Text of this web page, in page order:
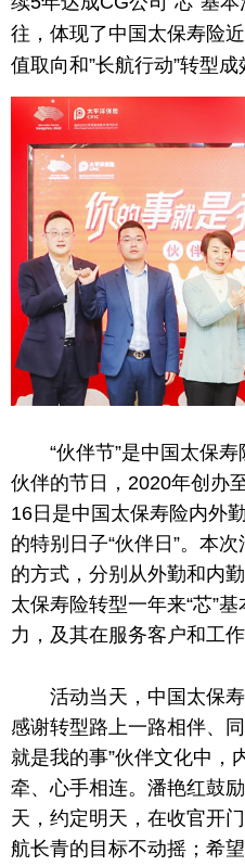
往，体现了中国 太保寿险
值取向和”长航行动”转型成
“伙伴节”是中国 太保寿
伙伴的节日，2020年创办
16日是中国 太保寿险内外
的特别日子“伙伴日”。本
的方式，分别从外勤和内
太保寿险转型一年来“芯”
力，及其在服务客户和工
活动当天， 中国 太保
感谢转型路上一路相伴、
就是我的事”伙伴文化中，
牵、心手相连。潘艳红鼓
天，约定明天，在收官开
航长青的目标不动摇；希